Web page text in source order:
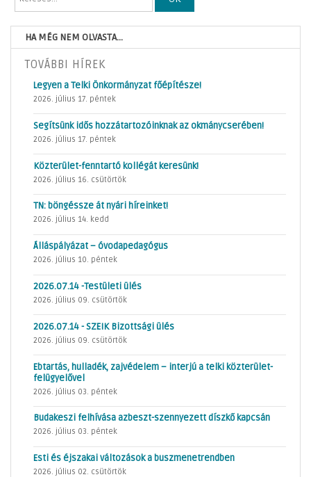
HA MÉG NEM OLVASTA...
TOVÁBBI HÍREK
Legyen a Telki Önkormányzat főépítésze!
2026. július 17. péntek
Segítsünk idős hozzátartozóinknak az okmánycserében!
2026. július 17. péntek
Közterület-fenntartó kollégát keresünk!
2026. július 16. csütörtök
TN: böngéssze át nyári híreinket!
2026. július 14. kedd
Álláspályázat – óvodapedagógus
2026. július 10. péntek
2026.07.14 -Testületi ülés
2026. július 09. csütörtök
2026.07.14 - SZEIK Bizottsági ülés
2026. július 09. csütörtök
Ebtartás, hulladék, zajvédelem – interjú a telki közterület-
felügyelővel
2026. július 03. péntek
Budakeszi felhívása azbeszt-szennyezett díszkő kapcsán
2026. július 03. péntek
Esti és éjszakai változások a buszmenetrendben
2026. július 02. csütörtök